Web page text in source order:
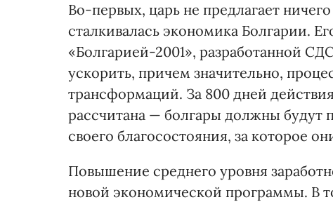
Во-первых, царь не предлагает
сталкивалась экономика Болгарии.
«Болгарией-2001», разработанной
ускорить, причем значительно,
трансформаций. За 800 дней
рассчитана — болгары должны будут
своего благосостояния, за которое
Повышение среднего уровня
новой экономической программы. В